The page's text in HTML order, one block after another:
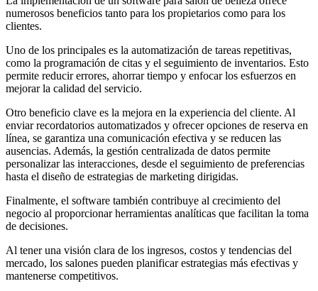
numerosos beneficios tanto para los propietarios como para los
clientes.
Uno de los principales es la automatización de tareas repetitivas,
como la programación de citas y el seguimiento de inventarios. Esto
permite reducir errores, ahorrar tiempo y enfocar los esfuerzos en
mejorar la calidad del servicio.
Otro beneficio clave es la mejora en la experiencia del cliente. Al
enviar recordatorios automatizados y ofrecer opciones de reserva en
línea, se garantiza una comunicación efectiva y se reducen las
ausencias. Además, la gestión centralizada de datos permite
personalizar las interacciones, desde el seguimiento de preferencias
hasta el diseño de estrategias de marketing dirigidas.
Finalmente, el software también contribuye al crecimiento del
negocio al proporcionar herramientas analíticas que facilitan la toma
de decisiones.
Al tener una visión clara de los ingresos, costos y tendencias del
mercado, los salones pueden planificar estrategias más efectivas y
mantenerse competitivos.